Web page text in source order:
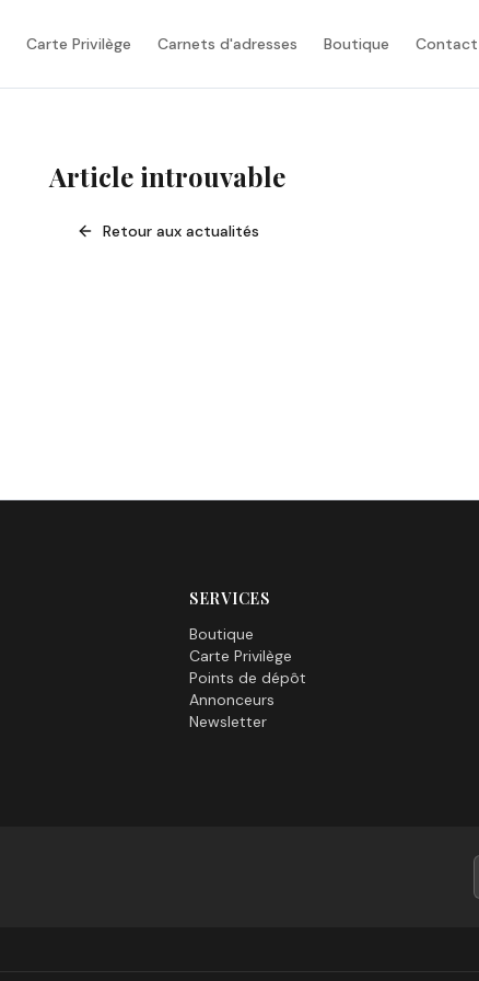
Carte Privilège Carnets d'adresses Boutique Contact
Article introuvable
Retour aux actualités
SERVICES
Boutique
Carte Privilège
Points de dépôt
Annonceurs
Newsletter